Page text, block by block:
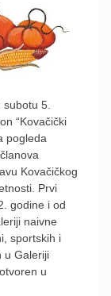
subotu 5.
“Kovačički
pogleda
Kovačičkog
Prvi
godine i od
naivne
sportskih i
u Galeriji
u